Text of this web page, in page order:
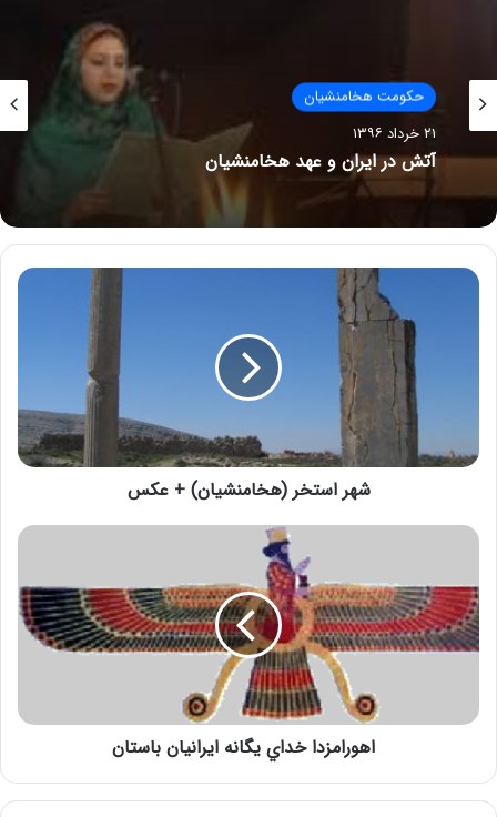
حکومت هخامنشیان
۲۱ خرداد ۱۳۹۶
آتش در ایران و عهد هخامنشيان
شهر استخر (هخامنشیان) + عکس
اهورامزدا خداي يگانه ايرانيان باستان